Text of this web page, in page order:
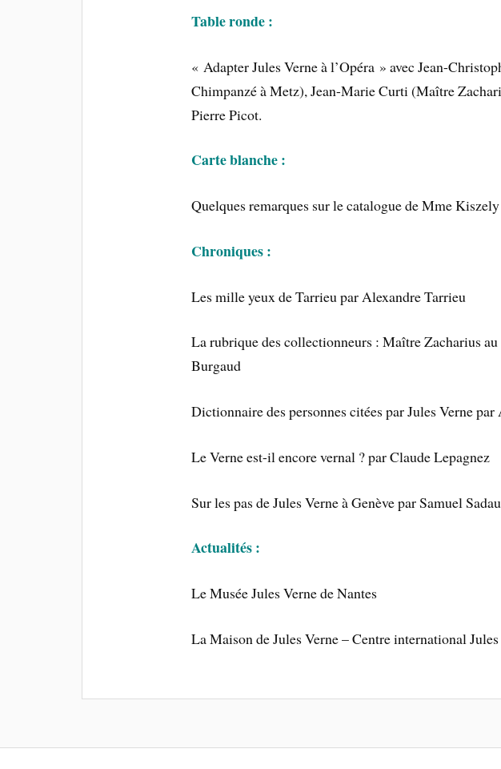
Table ronde :
« Adapter Jules Verne à l’Opéra »avec Jean-
Chimpanzéà Metz), Jean-Marie Curti (Maître
Pierre Picot.
Carte blanche :
Quelques remarques sur le catalogue de Mme
Chroniques :
Les mille yeux de Tarrieu par Alexandre Tarrieu
La rubrique des collectionneurs : Maître Zacharius
Burgaud
Dictionnaire des personnes citées par Jules Verne
Le Verne est-il encore vernal ? parClaude Lepagnez
Sur les pas de Jules Verne à Genève parSamuel
Actualités :
Le Musée Jules Verne de Nantes
La Maison de Jules Verne – Centre international